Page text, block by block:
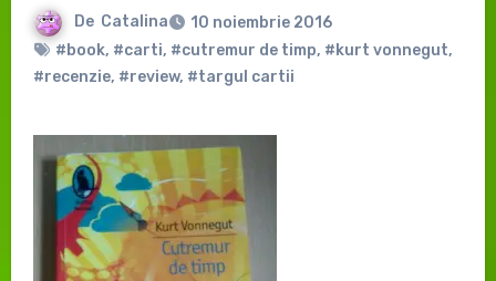
De Catalina
10 noiembrie 2016
#book, #carti, #cutremur de timp, #kurt vonnegut,
#recenzie, #review, #targul cartii